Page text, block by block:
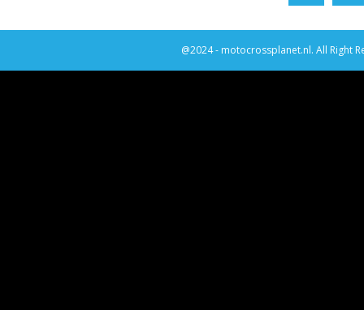
@2024 - motocrossplanet.nl. All Right